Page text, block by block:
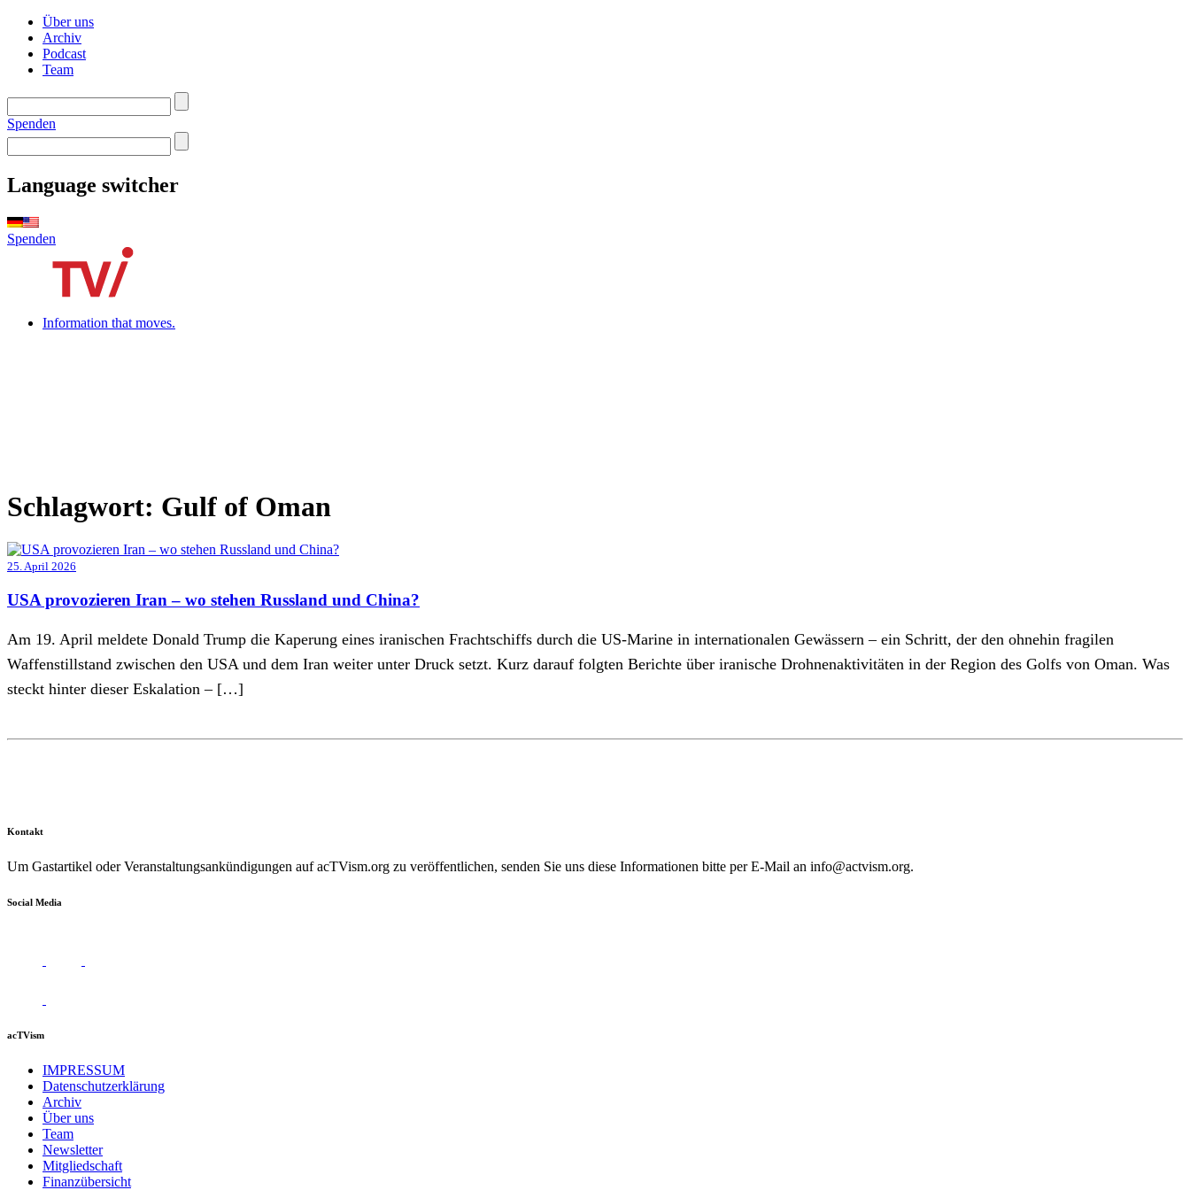
Über uns
Archiv
Podcast
Team
Spenden
Language switcher
Spenden
Information that moves.
Schlagwort: Gulf of Oman
25. April 2026
USA provozieren Iran – wo stehen Russland und China?
Am 19. April meldete Donald Trump die Kaperung eines iranischen Frachtschiffs durch die US-Marine in internationalen Gewässern – ein Schritt, der den ohnehin fragilen
Waffenstillstand zwischen den USA und dem Iran weiter unter Druck setzt. Kurz darauf folgten Berichte über iranische Drohnenaktivitäten in der Region des Golfs von Oman. Was
steckt hinter dieser Eskalation – […]
Kontakt
Um Gastartikel oder Veranstaltungsankündigungen auf acTVism.org zu veröffentlichen, senden Sie uns diese Informationen bitte per E-Mail an info@actvism.org.
Social Media
acTVism
IMPRESSUM
Datenschutzerklärung
Archiv
Über uns
Team
Newsletter
Mitgliedschaft
Finanzübersicht